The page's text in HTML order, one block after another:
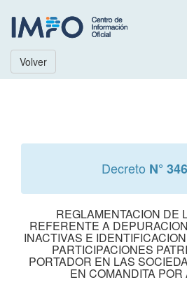
Volver
Decreto N°
REGLAMENTACION DE
REFERENTE A
INACTIVAS E
PARTICIPACIONES
PORTADOR EN LAS
EN COMANDITA POR